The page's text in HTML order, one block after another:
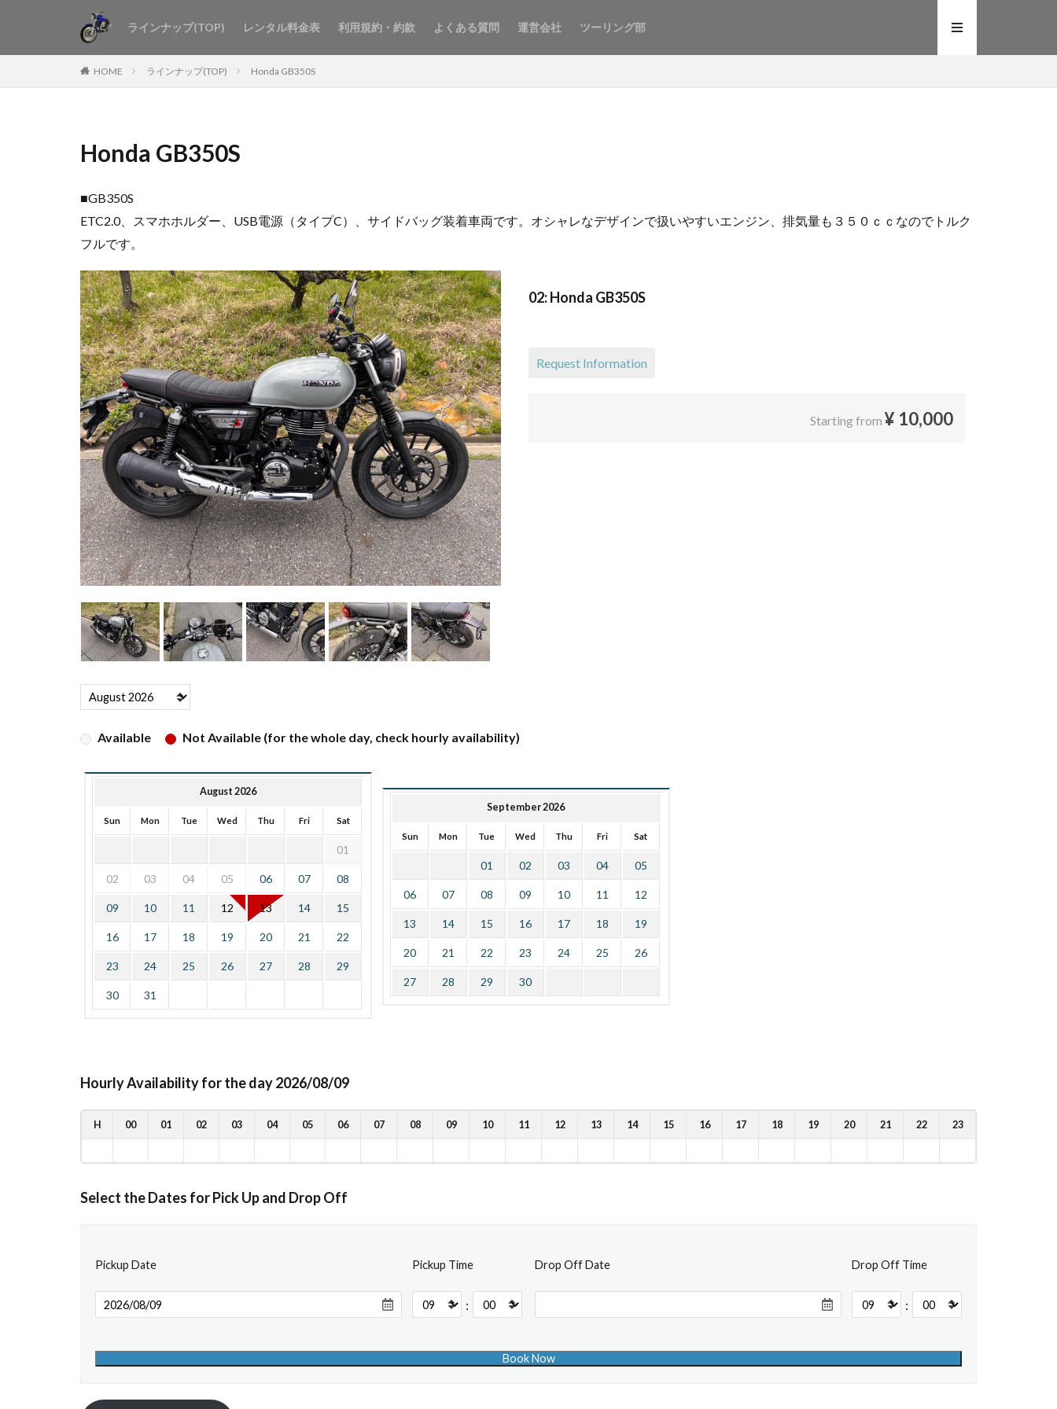
ラインナップ(TOP) レンタル料金表 利用規約・約款 よくある質問 運営会社 ツーリング部
HOME ラインナップ(TOP) Honda GB350S
Honda GB350S
■GB350S
ETC2.0、スマホホルダー、USB電源（タイプC）、サイドバッグ装着車両です。オシャレなデザインで扱いやすいエンジン、排気量も３５０ｃｃなのでトルク
フルです。
02: Honda GB350S
Request Information
Starting from ¥ 10,000
Available Not Available (for the whole day, check hourly availability)
August 2026
Sun Mon Tue Wed Thu Fri Sat
01
02 03 04 05 06 07 08
09 10 11 12 13 14 15
16 17 18 19 20 21 22
23 24 25 26 27 28 29
30 31
September 2026
Sun Mon Tue Wed Thu Fri Sat
01 02 03 04 05
06 07 08 09 10 11 12
13 14 15 16 17 18 19
20 21 22 23 24 25 26
27 28 29 30
Hourly Availability for the day 2026/08/09
H 00 01 02 03 04 05 06 07 08 09 10 11 12 13 14 15 16 17 18 19 20 21 22 23
Select the Dates for Pick Up and Drop Off
Pickup Date Pickup Time
:
Drop Off Date Drop Off Time
: